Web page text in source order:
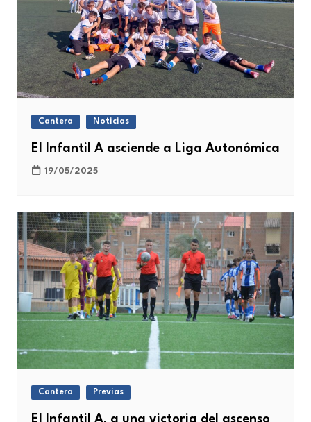
Cantera Noticias
El Infantil A asciende a Liga Autonómica
19/05/2025
Cantera Previas
El Infantil A, a una victoria del ascenso